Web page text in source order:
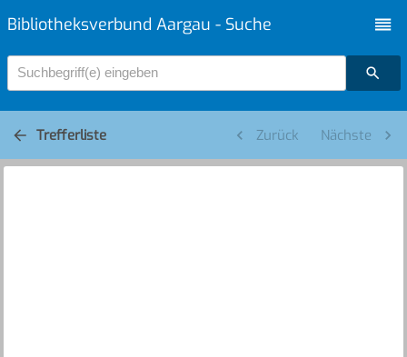
Bibliotheksverbund Aargau - Suche
Suchbegriff(e) eingeben
Trefferliste Zurück Nächste